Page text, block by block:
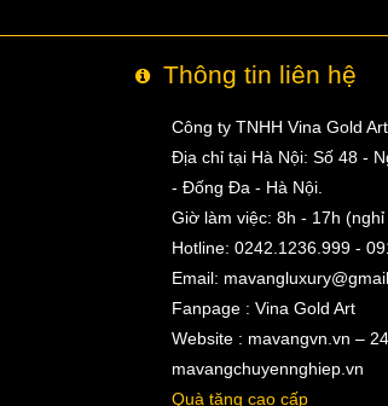
Thông tin liên hệ
Công ty TNHH Vina Gold Art
Địa chỉ tại Hà Nội: Số 48 -
- Đống Đa - Hà Nội.
Giờ làm việc: 8h - 17h (nghỉ
Hotline: 0242.1236.999 -
Email:
Fanpage : Vina Gold Art
Website : mavangvn.vn –
mavangchuyennghiep.vn
Quà tặng cao cấp